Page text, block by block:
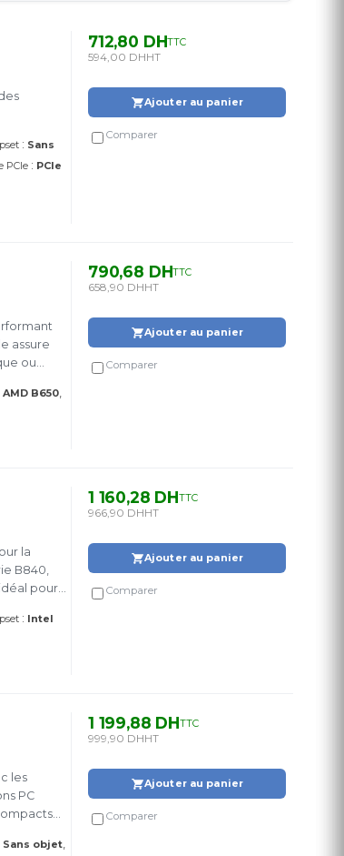
: Sans
PCIe : PCIe
712,80 DHTTC
594,00 DHHT
Ajouter au panier
Comparer
assure
ou
AMD B650
790,68 DHTTC
658,90 DHHT
Ajouter au panier
Comparer
la
B840,
pour
: Intel
1 160,28 DHTTC
966,90 DHHT
Ajouter au panier
Comparer
les
PC
Sans objet
1 199,88 DHTTC
999,90 DHHT
Ajouter au panier
Comparer